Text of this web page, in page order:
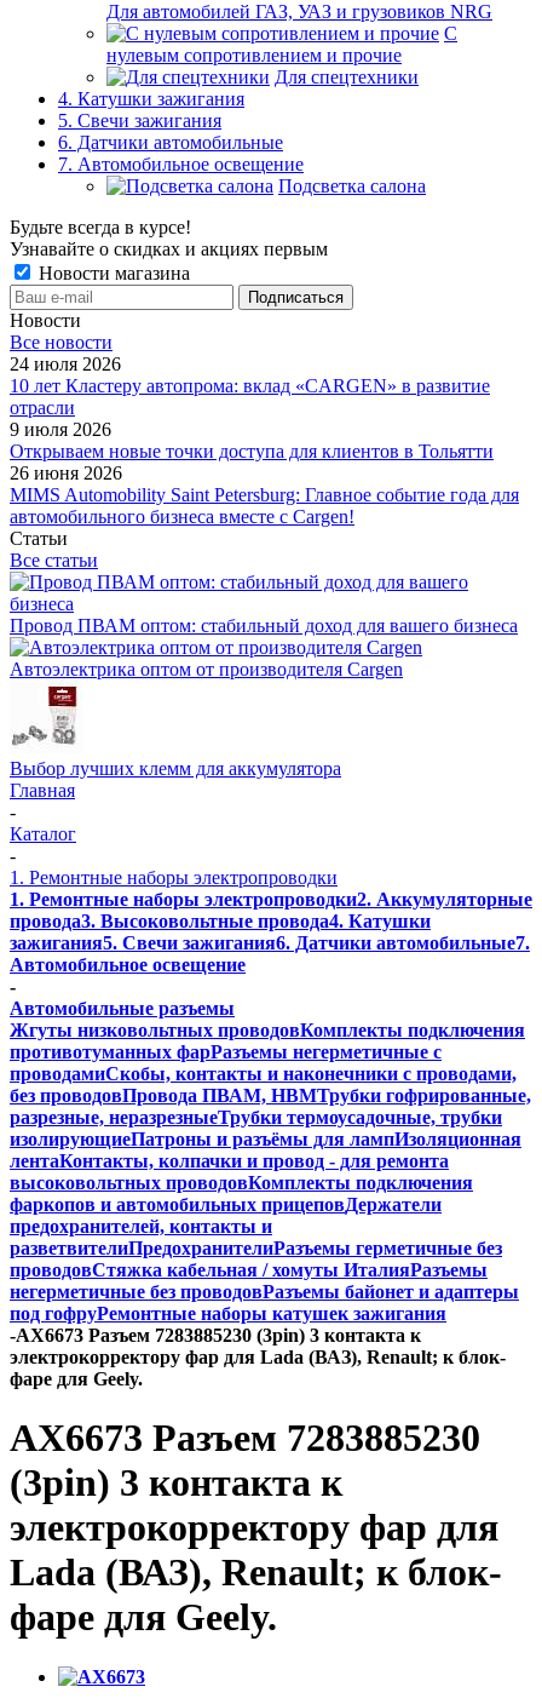
Для автомобилей ГАЗ, УАЗ и грузовиков NRG
С
нулевым сопротивлением и прочие
Для спецтехники
4. Катушки зажигания
5. Свечи зажигания
6. Датчики автомобильные
7. Автомобильное освещение
Подсветка салона
Будьте всегда в курсе!
Узнавайте о скидках и акциях первым
Новости магазина
Новости
Все новости
24 июля 2026
10 лет Кластеру автопрома: вклад «CARGEN» в развитие
отрасли
9 июля 2026
Открываем новые точки доступа для клиентов в Тольятти
26 июня 2026
MIMS Automobility Saint Petersburg: Главное событие года для
автомобильного бизнеса вместе с Cargen!
Статьи
Все статьи
Провод ПВАМ оптом: стабильный доход для вашего бизнеса
Автоэлектрика оптом от производителя Cargen
Выбор лучших клемм для аккумулятора
Главная
-
Каталог
-
1. Ремонтные наборы электропроводки
1. Ремонтные наборы электропроводки2. Аккумуляторные
провода3. Высоковольтные провода4. Катушки
зажигания5. Свечи зажигания6. Датчики автомобильные7.
Автомобильное освещение
-
Автомобильные разъемы
Жгуты низковольтных проводовКомплекты подключения
противотуманных фарРазъемы негерметичные с
проводамиСкобы, контакты и наконечники с проводами,
без проводовПровода ПВАМ, НВМТрубки гофрированные,
разрезные, неразрезныеТрубки термоусадочные, трубки
изолирующиеПатроны и разъёмы для лампИзоляционная
лентаКонтакты, колпачки и провод - для ремонта
высоковольтных проводовКомплекты подключения
фаркопов и автомобильных прицеповДержатели
предохранителей, контакты и
разветвителиПредохранителиРазъемы герметичные без
проводовСтяжка кабельная / хомуты ИталияРазъемы
негерметичные без проводовРазъемы байонет и адаптеры
под гофруРемонтные наборы катушек зажигания
-AX6673 Разъем 7283885230 (3pin) 3 контакта к
электрокорректору фар для Lada (ВАЗ), Renault; к блок-
фаре для Geely.
AX6673 Разъем 7283885230
(3pin) 3 контакта к
электрокорректору фар для
Lada (ВАЗ), Renault; к блок-
фаре для Geely.